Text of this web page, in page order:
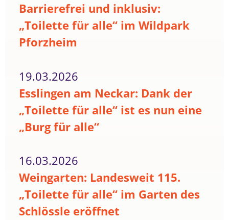
Barrierefrei und inklusiv:
„Toilette für alle“ im Wildpark
Pforzheim
19.03.2026
Esslingen am Neckar: Dank der
„Toilette für alle“ ist es nun eine
„Burg für alle“
16.03.2026
Weingarten: Landesweit 115.
„Toilette für alle“ im Garten des
Schlössle eröffnet